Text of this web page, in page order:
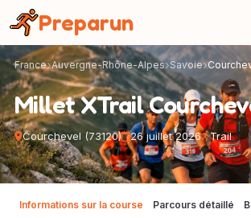
Preparun
France Auvergne-Rhône-Alpes Savoie
Millet XTrail
Courchevel (73120) 26 juillet 2026 Trail
Informations sur la course Parcours détaillé
Panneau de gestion des cookies